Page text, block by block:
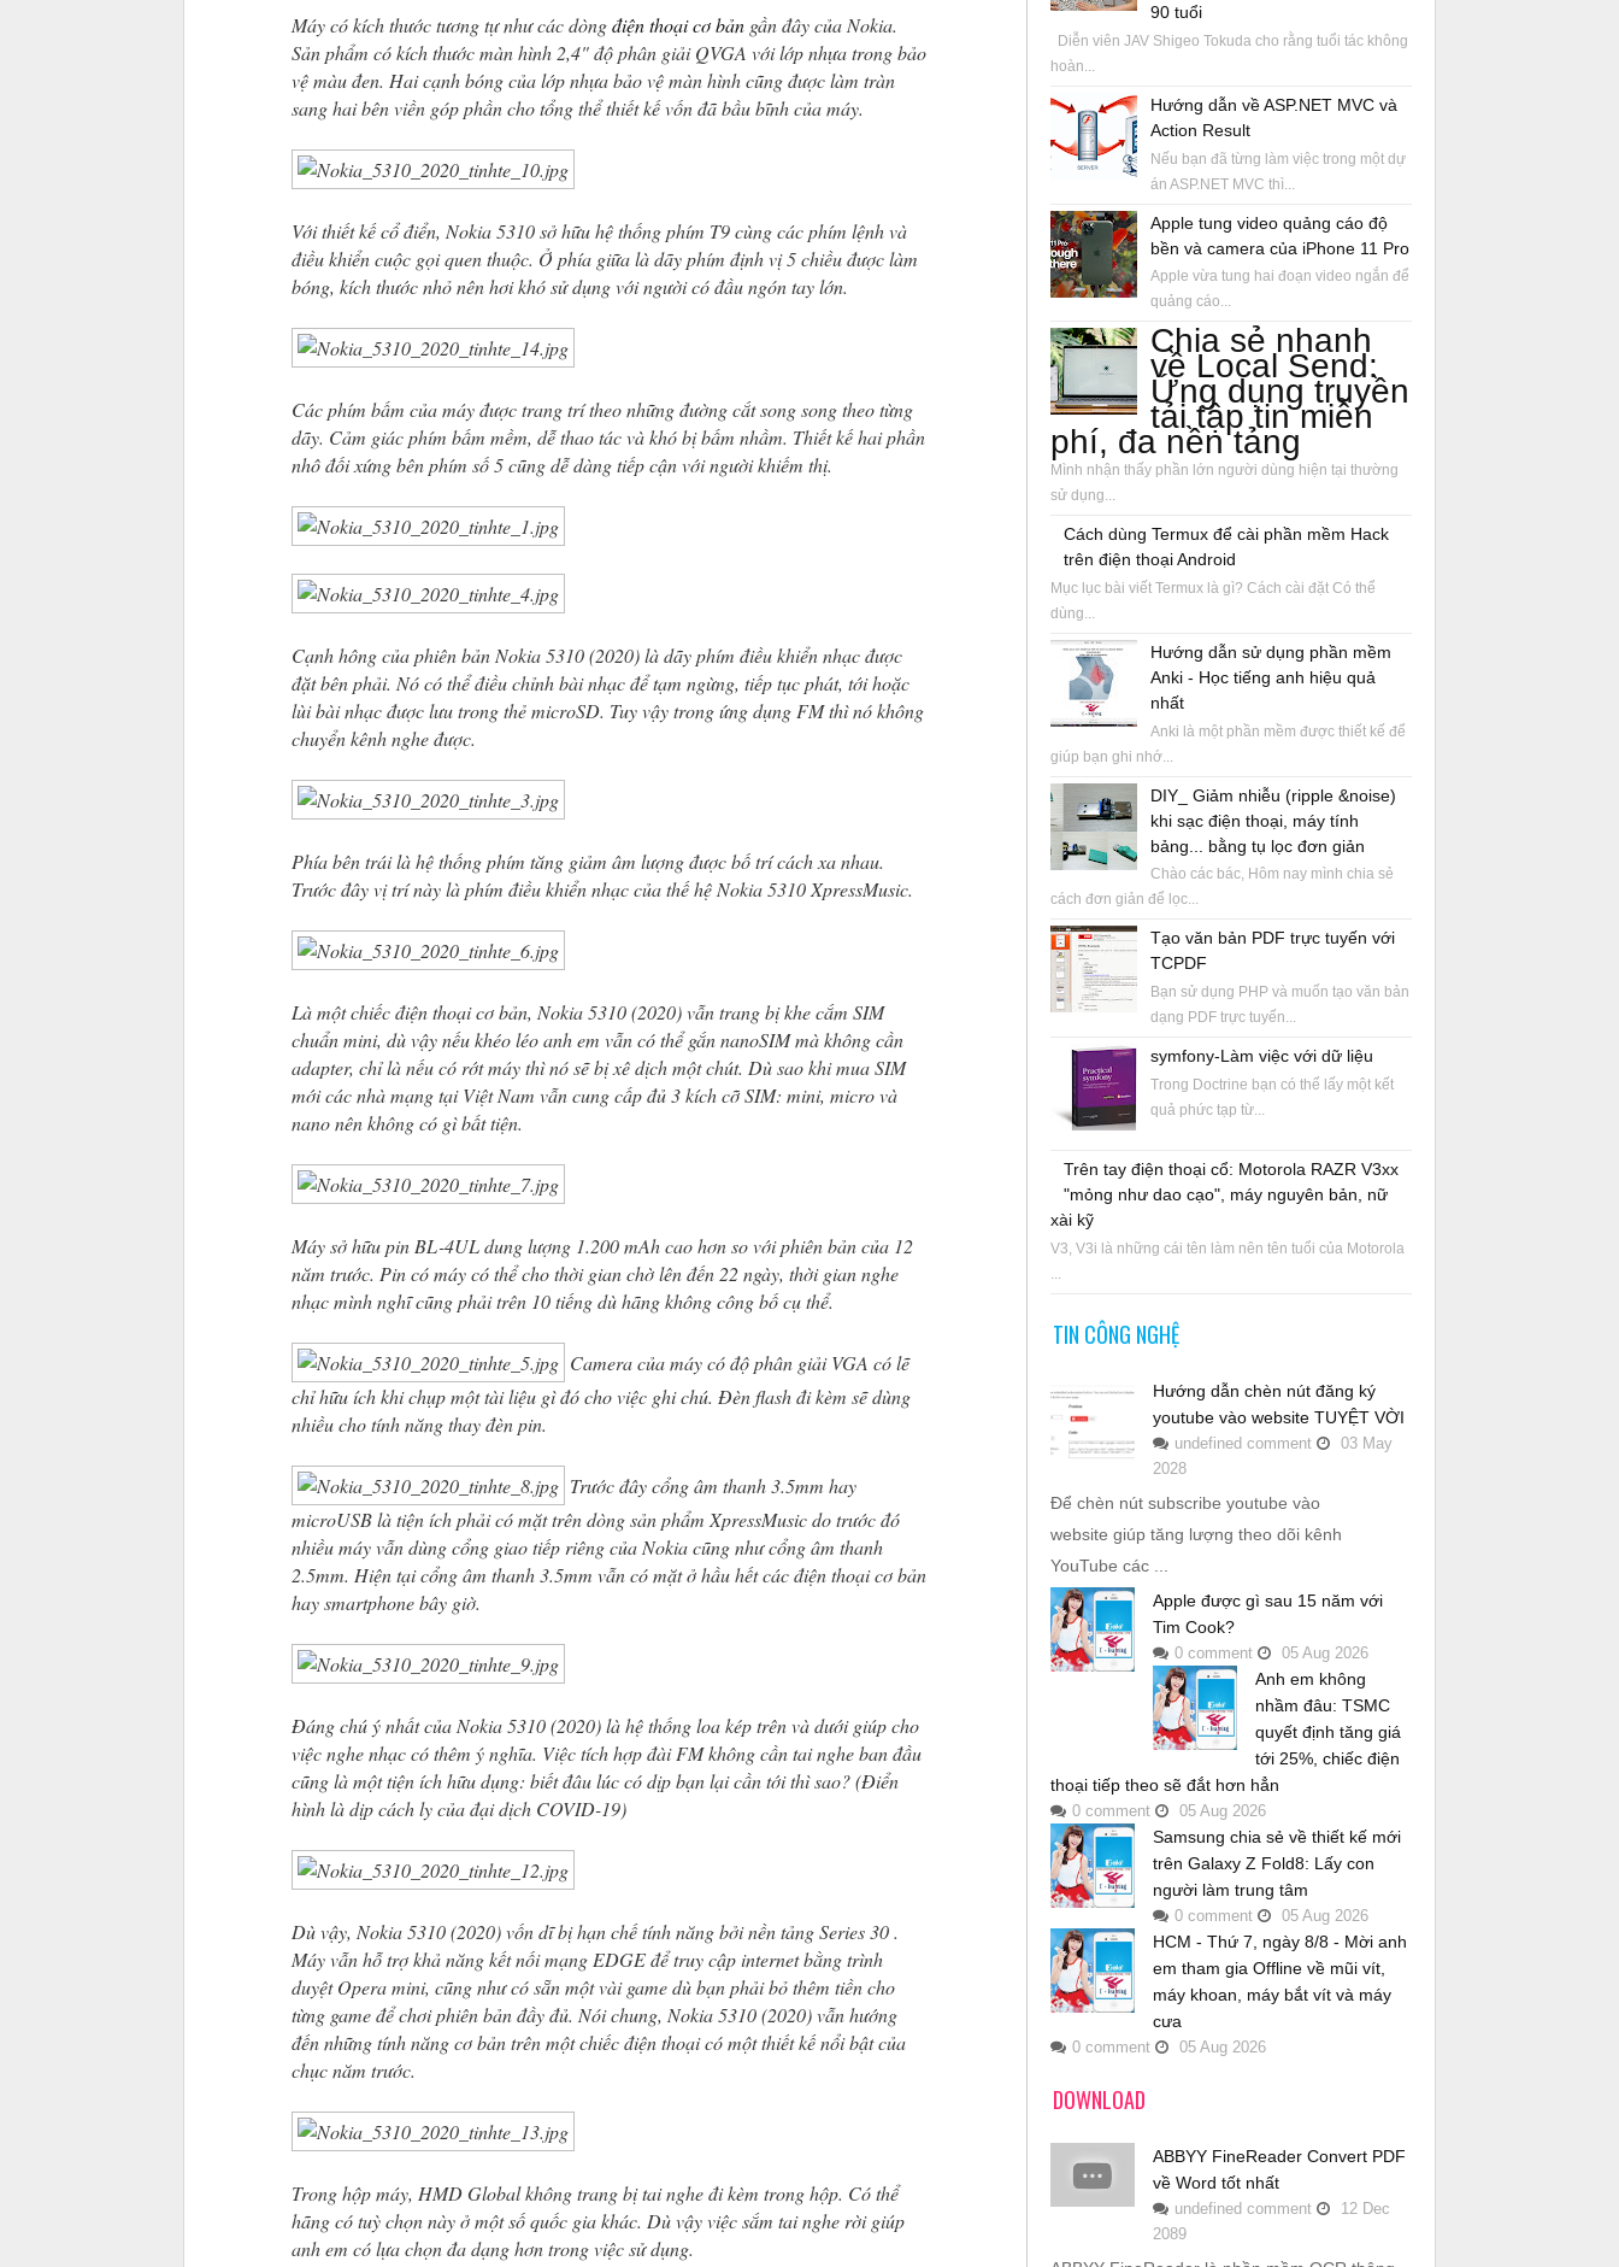
Máy có kích thước tương tự như các dòngđiện thoại cơ bản gần đây của Nokia.
Sản phẩm có kích thước màn hình 2,4" độ phân giải QVGA với lớp nhựa trong bảo
vệ màu đen. Hai cạnh bóng của lớp nhựa bảo vệ màn hình cũng được làm tràn
sang hai bên viền góp phần cho tổng thể thiết kế vốn đã bầu bĩnh của máy.
Với thiết kế cổ điển, Nokia 5310 sở hữu hệ thống phím T9 cùng các phím lệnh và
điều khiển cuộc gọi quen thuộc. Ở phía giữa là dãy phím định vị 5 chiều được làm
bóng, kích thước nhỏ nên hơi khó sử dụng với người có đầu ngón tay lớn.
Các phím bấm của máy được trang trí theo những đường cắt song song theo từng
dãy. Cảm giác phím bấm mềm, dễ thao tác và khó bị bấm nhầm. Thiết kế hai phần
nhô đối xứng bên phím số 5 cũng dễ dàng tiếp cận với người khiếm thị.
Cạnh hông của phiên bản Nokia 5310 (2020) là dãy phím điều khiển nhạc được
đặt bên phải. Nó có thể điều chỉnh bài nhạc để tạm ngừng, tiếp tục phát, tới hoặc
lùi bài nhạc được lưu trong thẻ microSD. Tuy vậy trong ứng dụng FM thì nó không
chuyển kênh nghe được.
Phía bên trái là hệ thống phím tăng giảm âm lượng được bố trí cách xa nhau.
Trước đây vị trí này là phím điều khiển nhạc của thế hệ Nokia 5310 XpressMusic.
Là một chiếc điện thoại cơ bản, Nokia 5310 (2020) vẫn trang bị khe cắm SIM
chuẩn mini, dù vậy nếu khéo léo anh em vẫn có thể gắn nanoSIM mà không cần
adapter, chỉ là nếu có rớt máy thì nó sẽ bị xê dịch một chút. Dù sao khi mua SIM
mới các nhà mạng tại Việt Nam vẫn cung cấp đủ 3 kích cỡ SIM: mini, micro và
nano nên không có gì bất tiện.
Máy sở hữu pin BL-4UL dung lượng 1.200 mAh cao hơn so với phiên bản của 12
năm trước. Pin có máy có thể cho thời gian chờ lên đến 22 ngày, thời gian nghe
nhạc mình nghĩ cũng phải trên 10 tiếng dù hãng không công bố cụ thể.
Camera của máy có độ phân giải VGA có lẽ
chỉ hữu ích khi chụp một tài liệu gì đó cho việc ghi chú. Đèn flash đi kèm sẽ dùng
nhiều cho tính năng thay đèn pin.
Trước đây cổng âm thanh 3.5mm hay
microUSB là tiện ích phải có mặt trên dòng sản phẩm XpressMusic do trước đó
nhiều máy vẫn dùng cổng giao tiếp riêng của Nokia cũng như cổng âm thanh
2.5mm. Hiện tại cổng âm thanh 3.5mm vẫn có mặt ở hầu hết các điện thoại cơ bản
hay smartphone bây giờ.
Đáng chú ý nhất của Nokia 5310 (2020) là hệ thống loa kép trên và dưới giúp cho
việc nghe nhạc có thêm ý nghĩa. Việc tích hợp đài FM không cần tai nghe ban đầu
cũng là một tiện ích hữu dụng: biết đâu lúc có dịp bạn lại cần tới thì sao? (Điển
hình là dịp cách ly của đại dịch COVID-19)
Dù vậy, Nokia 5310 (2020) vốn dĩ bị hạn chế tính năng bởi nền tảng Series 30 .
Máy vẫn hỗ trợ khả năng kết nối mạng EDGE để truy cập internet bằng trình
duyệt Opera mini, cũng như có sẵn một vài game dù bạn phải bỏ thêm tiền cho
từng game để chơi phiên bản đầy đủ. Nói chung, Nokia 5310 (2020) vẫn hướng
đến những tính năng cơ bản trên một chiếc điện thoại có một thiết kế nổi bật của
chục năm trước.
Trong hộp máy, HMD Global không trang bị tai nghe đi kèm trong hộp. Có thể
hãng có tuỳ chọn này ở một số quốc gia khác. Dù vậy việc sắm tai nghe rời giúp
anh em có lựa chọn đa dạng hơn trong việc sử dụng.
90 tuổi
Diễn viên JAV Shigeo Tokuda cho rằng tuổi tác không
hoàn...
Hướng dẫn về ASP.NET MVC và
Action Result
Nếu bạn đã từng làm việc trong một dự
án ASP.NET MVC thì...
Apple tung video quảng cáo độ
bền và camera của iPhone 11 Pro
Apple vừa tung hai đoạn video ngắn để
quảng cáo...
Chia sẻ nhanh
về Local Send:
Ứng dụng truyền
tải tập tin miễn
phí, đa nền tảng
Mình nhận thấy phần lớn người dùng hiện tại thường
sử dụng...
Cách dùng Termux để cài phần mềm Hack
trên điện thoại Android
Mục lục bài viết Termux là gì? Cách cài đặt Có thể
dùng...
Hướng dẫn sử dụng phần mềm
Anki - Học tiếng anh hiệu quả
nhất
Anki là một phần mềm được thiết kế để
giúp bạn ghi nhớ...
DIY_ Giảm nhiễu (ripple &noise)
khi sạc điện thoại, máy tính
bảng... bằng tụ lọc đơn giản
Chào các bác, Hôm nay mình chia sẻ
cách đơn giản để lọc...
Tạo văn bản PDF trực tuyến với
TCPDF
Bạn sử dụng PHP và muốn tạo văn bản
dạng PDF trực tuyến...
symfony-Làm việc với dữ liệu
Trong Doctrine bạn có thể lấy một kết
quả phức tạp từ...
Trên tay điện thoại cổ: Motorola RAZR V3xx
"mỏng như dao cạo", máy nguyên bản, nữ
xài kỹ
V3, V3i là những cái tên làm nên tên tuổi của Motorola
...
TIN CÔNG NGHỆ
Hướng dẫn chèn nút đăng ký
youtube vào website TUYỆT VỜI
undefined comment 03 May
2028
Để chèn nút subscribe youtube vào
website giúp tăng lượng theo dõi kênh
YouTube các ...
Apple được gì sau 15 năm với
Tim Cook?
0 comment 05 Aug 2026
Anh em không
nhầm đâu: TSMC
quyết định tăng giá
tới 25%, chiếc điện
thoại tiếp theo sẽ đắt hơn hẳn
0 comment 05 Aug 2026
Samsung chia sẻ về thiết kế mới
trên Galaxy Z Fold8: Lấy con
người làm trung tâm
0 comment 05 Aug 2026
HCM - Thứ 7, ngày 8/8 - Mời anh
em tham gia Offline về mũi vít,
máy khoan, máy bắt vít và máy
cưa
0 comment 05 Aug 2026
DOWNLOAD
ABBYY FineReader Convert PDF
về Word tốt nhất
undefined comment 12 Dec
2089